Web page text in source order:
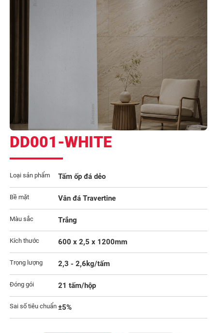
DD001-WHITE
Loại sản phẩm Tấm ốp đá dẻo
Bề mặt Vân đá Travertine
Màu sắc Trắng
Kích thước 600 x 2,5 x 1200mm
Trọng lượng 2,3 - 2,6kg/tấm
Đóng gói 21 tấm/hộp
Sai số tiêu chuẩn ±5%